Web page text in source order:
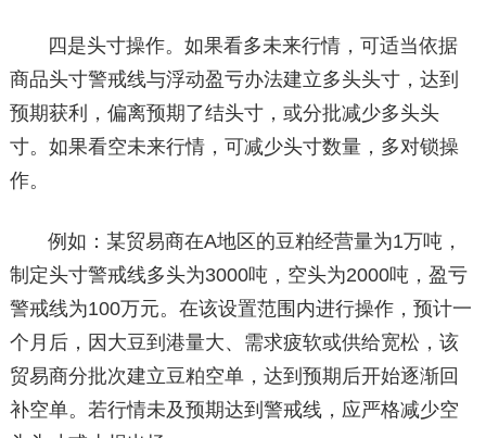
四是头寸操作。如果看多未来行情，可适当依据
商品头寸警戒线与浮动盈亏办法建立多头头寸，达到
预期获利，偏离预期了结头寸，或分批减少多头头
寸。如果看空未来行情，可减少头寸数量，多对锁操
作。
例如：某贸易商在A地区的豆粕经营量为1万吨，
制定头寸警戒线多头为3000吨，空头为2000吨，盈亏
警戒线为100万元。在该设置范围内进行操作，预计一
个月后，因大豆到港量大、需求疲软或供给宽松，该
贸易商分批次建立豆粕空单，达到预期后开始逐渐回
补空单。若行情未及预期达到警戒线，应严格减少空